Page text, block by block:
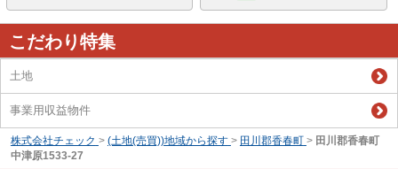
こだわり特集
土地
事業用収益物件
株式会社チェック > (土地(売買))地域から探す > 田川郡香春町 > 田川郡香春町
中津原1533-27